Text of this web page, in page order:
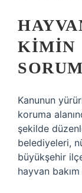
KIMIN
Kanunun
koruma
şekilde
belediyeleri,
büyükşehir
hayvan